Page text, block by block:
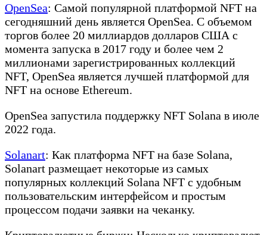
OpenSea: Самой популярной платформой NFT на
сегодняшний день является OpenSea. С объемом
торгов более 20 миллиардов долларов США с
момента запуска в 2017 году и более чем 2
миллионами зарегистрированных коллекций
NFT, OpenSea является лучшей платформой для
NFT на основе Ethereum.
OpenSea запустила поддержку NFT Solana в июле
2022 года.
Solanart: Как платформа NFT на базе Solana,
Solanart размещает некоторые из самых
популярных коллекций Solana NFT с удобным
пользовательским интерфейсом и простым
процессом подачи заявки на чеканку.